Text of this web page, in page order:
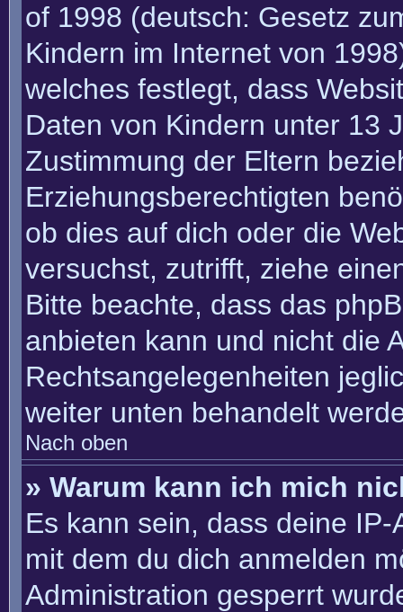
of 1998 (deutsch: Gesetz
Kindern im Internet von
welches festlegt, dass
Daten von Kindern unter 13
Zustimmung der Eltern
Erziehungsberechtigten
ob dies auf dich oder die
versuchst, zutrifft, ziehe
Bitte beachte, dass das
anbieten kann und nicht die
Rechtsangelegenheiten
weiter unten behandelt
Nach oben
» Warum kann ich mich
Es kann sein, dass deine
mit dem du dich anmelden
Administration gesperrt